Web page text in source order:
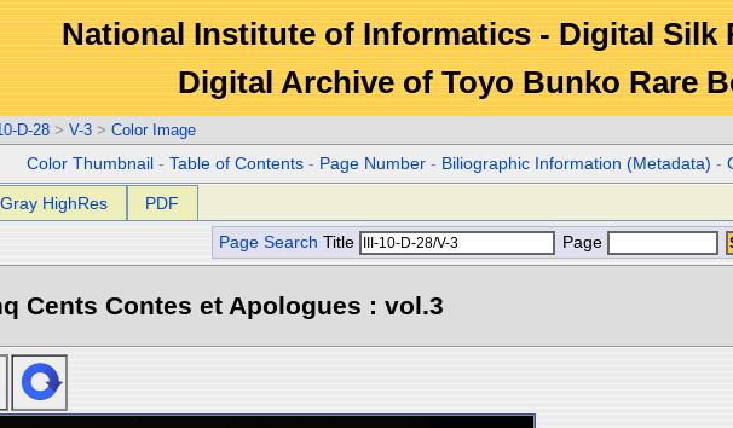
National Institute of Informatics - Digital Silk
Digital Archive of Toyo Bunko Rare
D-28 > V-3 > Color Image
Color Thumbnail -Table of Contents - Page Number - Biliographic Information (Metadata) -
Gray HighRes PDF
Page Search Title Page
Cents Contes et Apologues : vol.3